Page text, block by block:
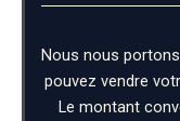
Nous nous
pouvez vendre
Le montant